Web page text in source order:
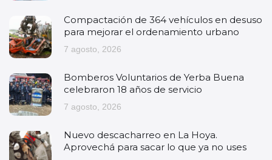
Compactación de 364 vehículos en desuso
para mejorar el ordenamiento urbano
7 agosto, 2026
Bomberos Voluntarios de Yerba Buena
celebraron 18 años de servicio
7 agosto, 2026
Nuevo descacharreo en La Hoya.
Aprovechá para sacar lo que ya no uses